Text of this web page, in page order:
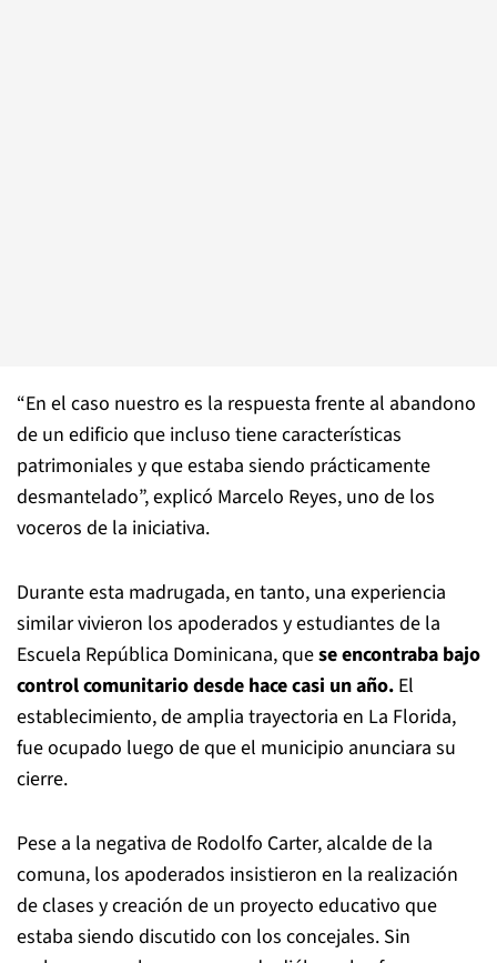
“En el caso nuestro es la respuesta frente al abandono
de un edificio que incluso tiene características
patrimoniales y que estaba siendo prácticamente
desmantelado”, explicó Marcelo Reyes, uno de los
voceros de la iniciativa.
Durante esta madrugada, en tanto, una experiencia
similar vivieron los apoderados y estudiantes de la
Escuela República Dominicana, quese encontraba bajo
control comunitario desde hace casi un año. El
establecimiento, de amplia trayectoria en La Florida,
fue ocupado luego de que el municipio anunciara su
cierre.
Pese a la negativa de Rodolfo Carter, alcalde de la
comuna, los apoderados insistieron en la realización
de clases y creación de un proyecto educativo que
estaba siendo discutido con los concejales. Sin